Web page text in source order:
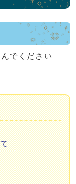
でください